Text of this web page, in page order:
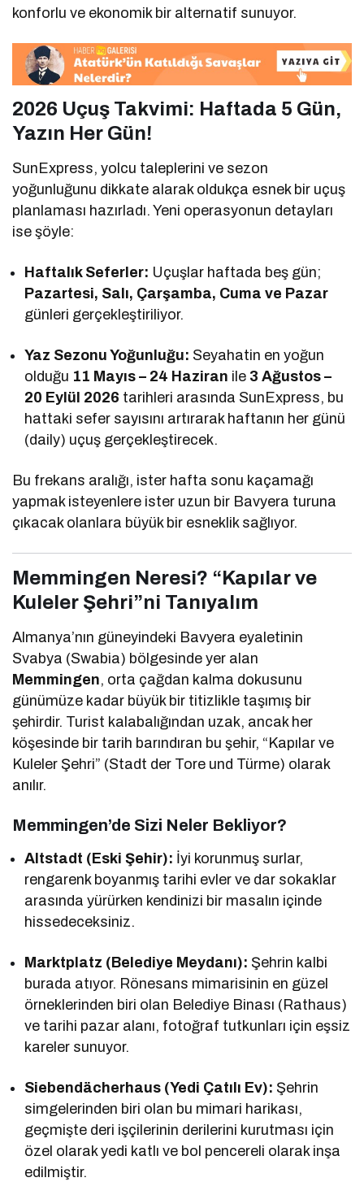
konforlu ve ekonomik bir alternatif sunuyor.
2026 Uçuş Takvimi: Haftada 5 Gün,
Yazın Her Gün!
SunExpress, yolcu taleplerini ve sezon
yoğunluğunu dikkate alarak oldukça esnek bir uçuş
planlaması hazırladı. Yeni operasyonun detayları
ise şöyle:
Haftalık Seferler: Uçuşlar haftada beş gün;
Pazartesi, Salı, Çarşamba, Cuma ve Pazar
günleri gerçekleştiriliyor.
Yaz Sezonu Yoğunluğu: Seyahatin en yoğun
olduğu 11 Mayıs – 24 Haziran ile 3 Ağustos –
20 Eylül 2026 tarihleri arasında SunExpress, bu
hattaki sefer sayısını artırarak haftanın her günü
(daily) uçuş gerçekleştirecek.
Bu frekans aralığı, ister hafta sonu kaçamağı
yapmak isteyenlere ister uzun bir Bavyera turuna
çıkacak olanlara büyük bir esneklik sağlıyor.
Memmingen Neresi? “Kapılar ve
Kuleler Şehri”ni Tanıyalım
Almanya’nın güneyindeki Bavyera eyaletinin
Svabya (Swabia) bölgesinde yer alan
Memmingen, orta çağdan kalma dokusunu
günümüze kadar büyük bir titizlikle taşımış bir
şehirdir. Turist kalabalığından uzak, ancak her
köşesinde bir tarih barındıran bu şehir, “Kapılar ve
Kuleler Şehri” (Stadt der Tore und Türme) olarak
anılır.
Memmingen’de Sizi Neler Bekliyor?
Altstadt (Eski Şehir): İyi korunmuş surlar,
rengarenk boyanmış tarihi evler ve dar sokaklar
arasında yürürken kendinizi bir masalın içinde
hissedeceksiniz.
Marktplatz (Belediye Meydanı): Şehrin kalbi
burada atıyor. Rönesans mimarisinin en güzel
örneklerinden biri olan Belediye Binası (Rathaus)
ve tarihi pazar alanı, fotoğraf tutkunları için eşsiz
kareler sunuyor.
Siebendächerhaus (Yedi Çatılı Ev): Şehrin
simgelerinden biri olan bu mimari harikası,
geçmişte deri işçilerinin derilerini kurutması için
özel olarak yedi katlı ve bol pencereli olarak inşa
edilmiştir.